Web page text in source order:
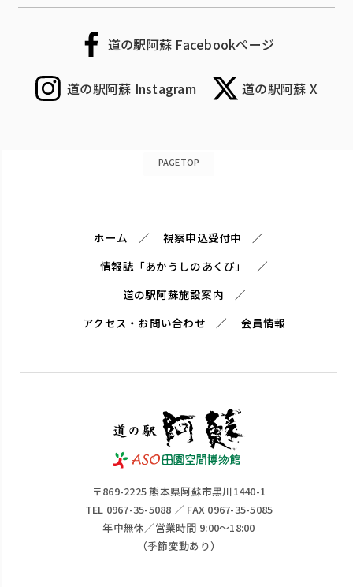
道の駅阿蘇 Facebookページ
道の駅阿蘇 Instagram 道の駅阿蘇 X
PAGETOP
ホーム
視察申込受付中
情報誌「あかうしのあくび」
道の駅阿蘇施設案内
アクセス・お問い合わせ
会員情報
〒869-2225 熊本県阿蘇市黒川1440-1
TEL 0967-35-5088 ／ FAX 0967-35-5085
年中無休／営業時間 9:00～18:00
（季節変動あり）